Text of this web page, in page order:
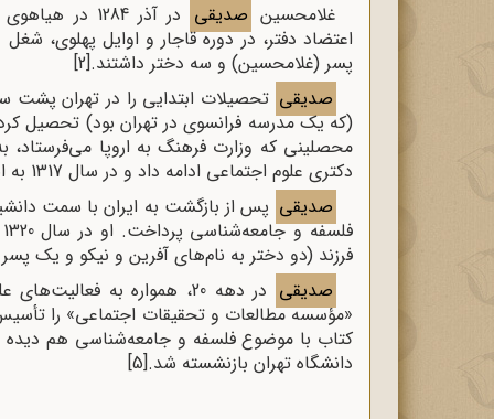
غلامحسین صدیقی
در آذر
اعتضاد دفتر، در دوره قاجار و اوایل پهلوی،
پسر (غلامحسین) و سه دختر داشتند.[2]
صدیقی تحصیلات ابتدایی را در تهران
محصلینی که وزارت فرهنگ به اروپا می‌فرستاد،
دکتری علوم اجتماعی ادامه داد و در سال 1317 به ایران بازگشت.
صدیقی پس از بازگشت به ایران با سمت
فرزند (دو دختر به نام‌های آفرین و نیکو و یک
صدیقی
«مؤسسه مطالعات و تحقیقات اجتماعی» را
دانشگاه تهران بازنشسته شد.[5]